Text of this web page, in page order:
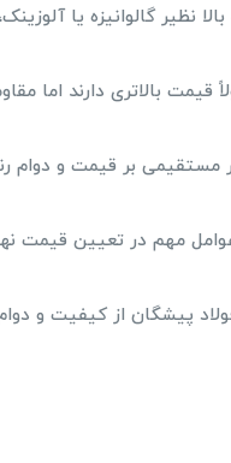
نظیر گالوانیزه یا
بالاتری دارند اما
بر قیمت و دوام
عوامل مهم در تعیین قیمت
پیشگان از کیفیت و دوام